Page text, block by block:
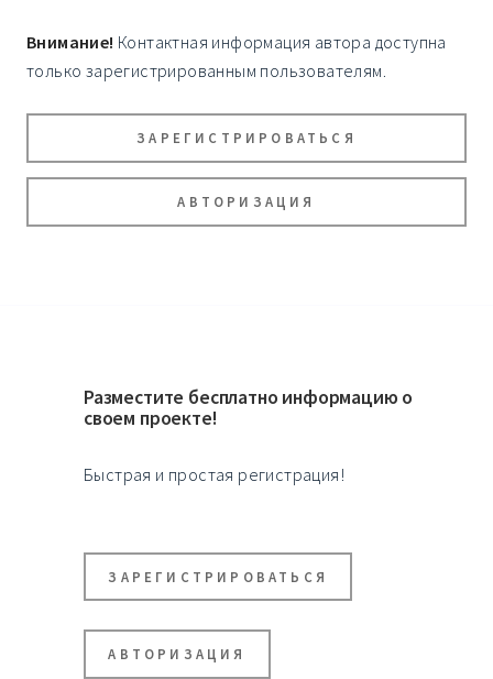
Внимание! Контактная информация автора доступна
только зарегистрированным пользователям.
ЗАРЕГИСТРИРОВАТЬСЯ
АВТОРИЗАЦИЯ
Разместите бесплатно информацию о
своем проекте!
Быстрая и простая регистрация!
ЗАРЕГИСТРИРОВАТЬСЯ
АВТОРИЗАЦИЯ